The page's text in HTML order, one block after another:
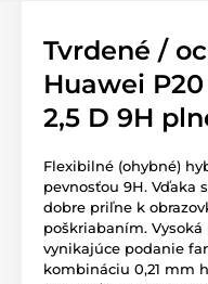
Tvrdené /
Huawei
2,5 D 9H
Flexibilné (ohybné)
pevnosťou 9H. Vďaka
dobre priľne k
poškriabaním.
vynikajúce podanie
kombináciu 0,21 mm